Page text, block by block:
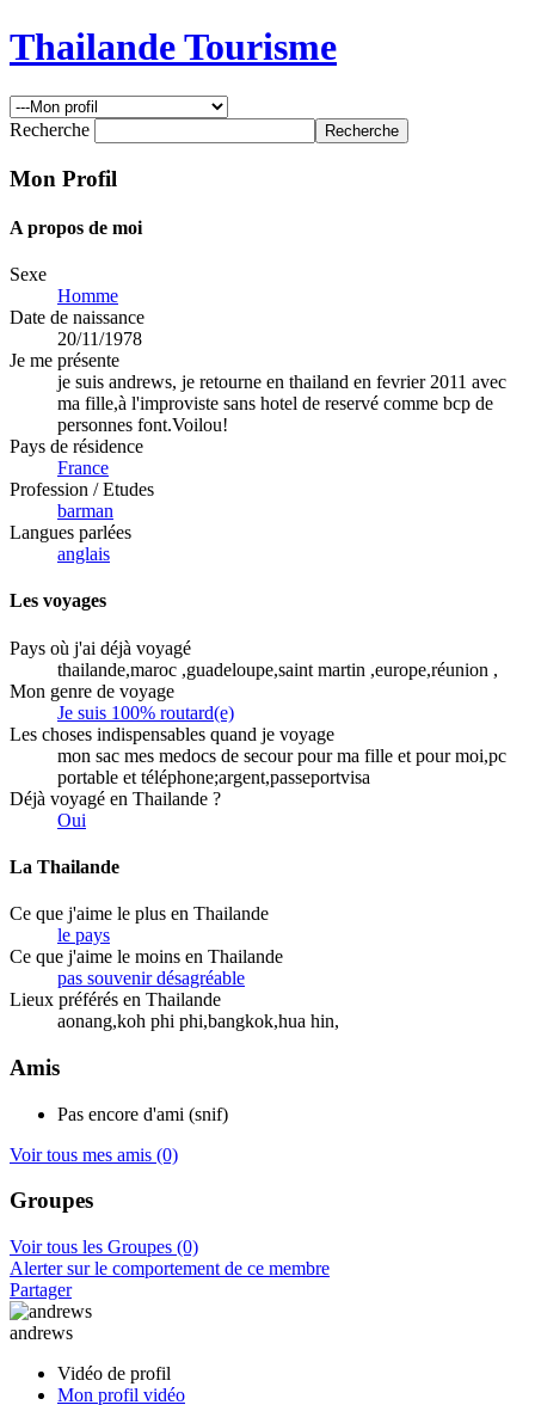
Thailande Tourisme
Recherche
Mon Profil
A propos de moi
Sexe
Homme
Date de naissance
20/11/1978
Je me présente
je suis andrews, je retourne en thailand en fevrier 2011 avec
ma fille,à l'improviste sans hotel de reservé comme bcp de
personnes font.Voilou!
Pays de résidence
France
Profession / Etudes
barman
Langues parlées
anglais
Les voyages
Pays où j'ai déjà voyagé
thailande,maroc ,guadeloupe,saint martin ,europe,réunion ,
Mon genre de voyage
Je suis 100% routard(e)
Les choses indispensables quand je voyage
mon sac mes medocs de secour pour ma fille et pour moi,pc
portable et téléphone;argent,passeportvisa
Déjà voyagé en Thailande ?
Oui
La Thailande
Ce que j'aime le plus en Thailande
le pays
Ce que j'aime le moins en Thailande
pas souvenir désagréable
Lieux préférés en Thailande
aonang,koh phi phi,bangkok,hua hin,
Amis
Pas encore d'ami (snif)
Voir tous mes amis (0)
Groupes
Voir tous les Groupes (0)
Alerter sur le comportement de ce membre
Partager
andrews
Vidéo de profil
Mon profil vidéo